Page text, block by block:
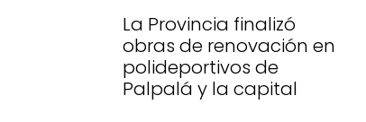
La Provincia finalizó
obras de renovación en
polideportivos de
Palpalá y la capital